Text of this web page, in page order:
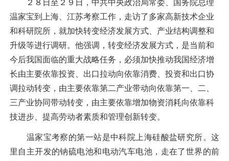
２８日至２９日，中共中央政治局常委、国务院总理
温家宝到上海、江苏考察工作，走访了多家高新技术企业
和科研院所，就加快转变经济发展方式、产业结构调整和
升级等进行调研。他强调，转变经济发展方式，是当前和
今后我国面临的重大战略任务，必须加快推动我国经济增
长由主要依靠投资、出口拉动向依靠消费、投资和出口协
调拉动转变，由主要依靠第二产业带动向依靠第一、二、
三产业协同带动转变，由主要依靠增加物资消耗向依靠科
技进步、提高劳动者素质和管理创新转变。
温家宝考察的第一站是中科院上海硅酸盐研究所。这
里自主开发的钠硫电池和电动汽车电池，走在了世界的前